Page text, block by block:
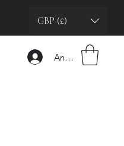
GBP (£)
Anmelden